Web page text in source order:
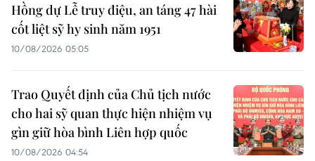
Hồng dự Lễ truy điệu, an táng 47 hài
cốt liệt sỹ hy sinh năm 1951
10/08/2026 05:05
Trao Quyết định của Chủ tịch nước
cho hai sỹ quan thực hiện nhiệm vụ
gìn giữ hòa bình Liên hợp quốc
10/08/2026 04:54